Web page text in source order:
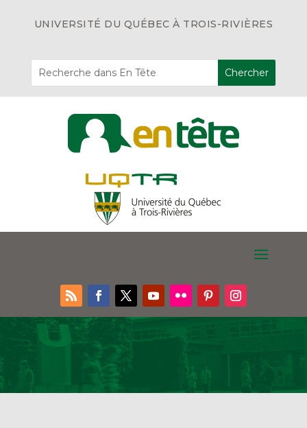
UNIVERSITÉ DU QUÉBEC À TROIS-RIVIÈRES